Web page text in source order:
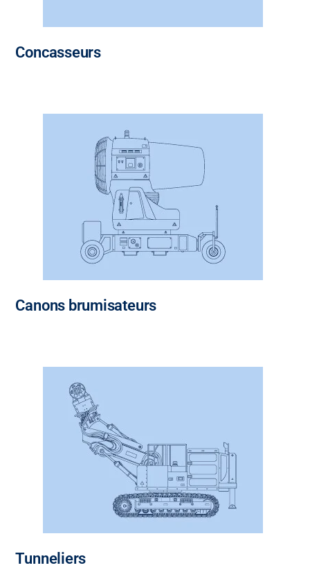
Concasseurs
Canons brumisateurs
Tunneliers